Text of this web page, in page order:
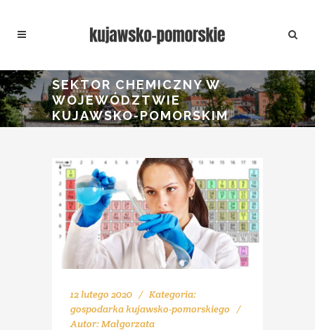
SEKTOR CHEMICZNY W
WOJEWÓDZTWIE
KUJAWSKO-POMORSKIM
12 lutego 2020
Kategoria:
gospodarka kujawsko-pomorskiego
Autor:Małgorzata